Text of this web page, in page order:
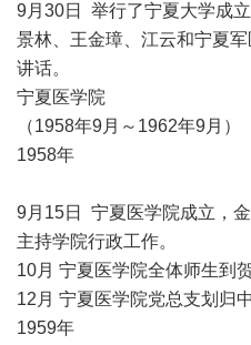
9月30日 举行了宁夏大学成
景林、王金璋、江云和宁夏
讲话。
宁夏医学院
（1958年9月～1962年9月）
1958年
9月15日 宁夏医学院成立，
主持学院行政工作。
10月 宁夏医学院全体师生到
12月 宁夏医学院党总支划归
1959年